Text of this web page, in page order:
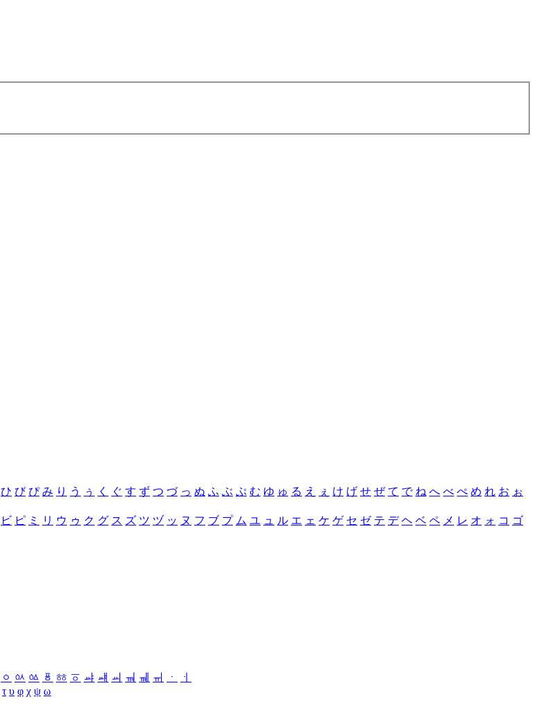
ひ び ぴ み り う ぅ く ぐ す ず つ づ っ ぬ ふ ぶ ぷ む ゆ ゅ る え ぇ け げ せ ぜ て で ね へ べ ぺ め れ お ぉ
ビ ピ ミ リ ウ ゥ ク グ ス ズ ツ ヅ ッ ヌ フ ブ プ ム ユ ュ ル エ ェ ケ ゲ セ ゼ テ デ ヘ ベ ペ メ レ オ ォ コ ゴ
ㆁ ㆂ ㆃ ㆄ ㆅ ㆆ ㆇ ㆈ ㆉ ㆊ ㆋ ㆌ ㆍ
ㆎ
τ υ φ χ ψ ω